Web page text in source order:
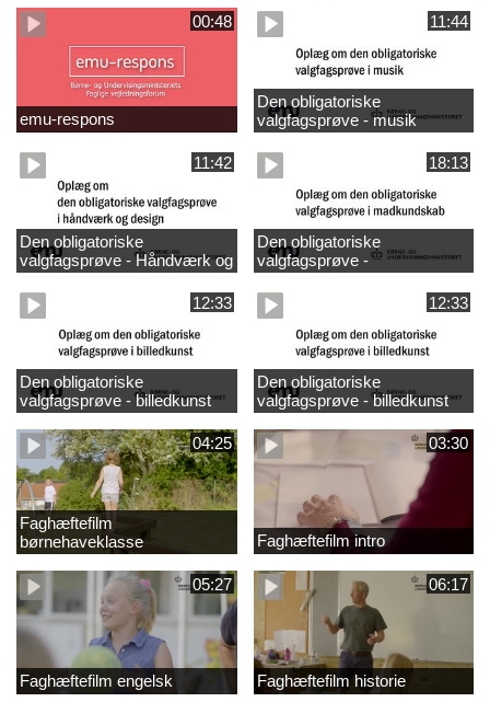
00:48
emu-respons
11:44
Den obligatoriske
valgfagsprøve - musik
11:42
Den obligatoriske
valgfagsprøve - Håndværk og
design
18:13
Den obligatoriske
valgfagsprøve -
madkundskab
12:33
Den obligatoriske
valgfagsprøve - billedkunst
større LK
12:33
Den obligatoriske
valgfagsprøve - billedkunst
04:25
Faghæftefilm
børnehaveklasse
03:30
Faghæftefilm intro
05:27
Faghæftefilm engelsk
06:17
Faghæftefilm historie